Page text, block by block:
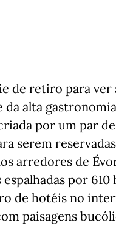
de retiro para
alta
por um par
serem
arredores de
por
de hotéis no
paisagens